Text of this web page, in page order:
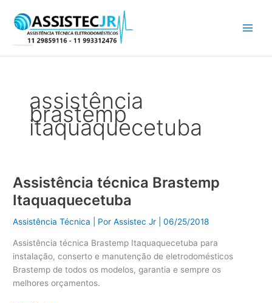
para
conteúdo
assistência
brastemp
itaquaquecetuba
Assistência técnica Brastemp
Itaquaquecetuba
Assistência Técnica | PorAssistec Jr |06/25/2018
Assistência técnica Brastemp Itaquaquecetuba para
instalação, conserto e manutenção de eletrodomésticos
Brastemp de todos os modelos, garantia e sempre os
melhores orçamentos.
Assistência
técnica
Brastemp
Itaquaquecetuba